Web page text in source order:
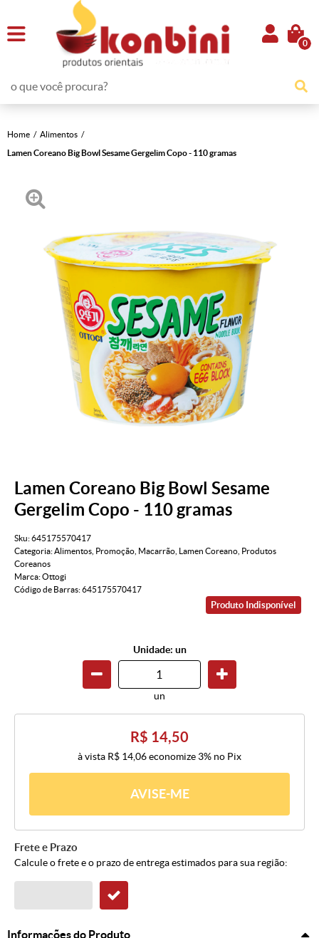
0
Home
Alimentos
Lamen Coreano Big Bowl Sesame Gergelim Copo - 110 gramas
Lamen Coreano Big Bowl Sesame
Gergelim Copo - 110 gramas
Sku:645175570417
Categoria:Alimentos Promoção Macarrão Lamen Coreano Produtos
Coreanos
Marca:Ottogi
Código de Barras:645175570417
Produto Indisponível
Unidade: un
un
R$ 14,50
à vista R$ 14,06economize 3% no Pix
AVISE-ME
Frete e Prazo
Calcule o frete e o prazo de entrega estimados para sua região:
Informações do Produto